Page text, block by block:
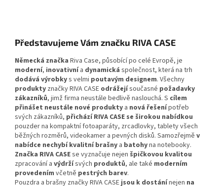
Představujeme Vám značku RIVA CASE
Německá značka Riva Case, působící po celé Evropě, je
moderní, inovativnía dynamická společnost, která na trh
dodává výrobkys velmi poutavým designem. Všechny
produkty značky RIVA CASE odrážejísoučasné požadavky
zákazníků, jimž firma neustále bedlivě naslouchá. S cílem
přinášet neustále nové produkty a nová řešenípotřeb
svých zákazníků, přichází RIVA CASE se širokou nabídkou
pouzder na kompaktní fotoaparáty, zrcadlovky, tablety všech
běžných rozměrů, videokamer a pevných disků. Samozřejmě v
nabídce nechybí kvalitní brašny a batohyna notebooky.
Značka RIVA CASEse vyznačuje nejen špičkovou kvalitou
zpracování a výdržísvých produktů, ale také moderním
provedením včetně pestrých barev.
Pouzdra a brašny značky RIVA CASEjsou k dostánínejen na